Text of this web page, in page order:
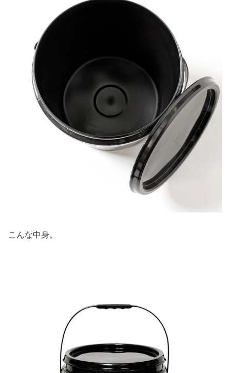
こんな中身。